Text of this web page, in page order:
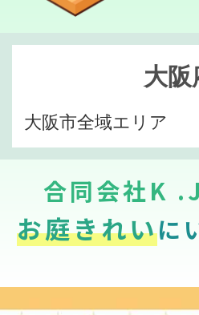
大阪
大阪市全域エリア
合同会社K
お庭きれいに